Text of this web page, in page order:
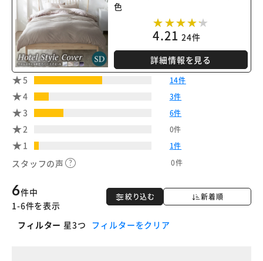
色
4.21 24件
詳細情報を見る
5
14件
4 3件
3 6件
2 0件
1 1件
スタッフの声 0件
絞り込む 新着順
6件中
1-6件を表示
フィルター 星3つ フィルターをクリア